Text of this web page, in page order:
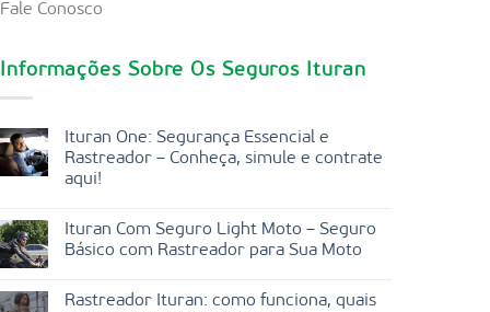
Fale Conosco
Informações Sobre Os Seguros Ituran
Ituran One: Segurança Essencial e
Rastreador – Conheça, simule e contrate
aqui!
Ituran Com Seguro Light Moto – Seguro
Básico com Rastreador para Sua Moto
Rastreador Ituran: como funciona, quais